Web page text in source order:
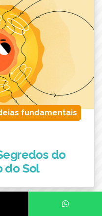
fundamentais
do
do Sol